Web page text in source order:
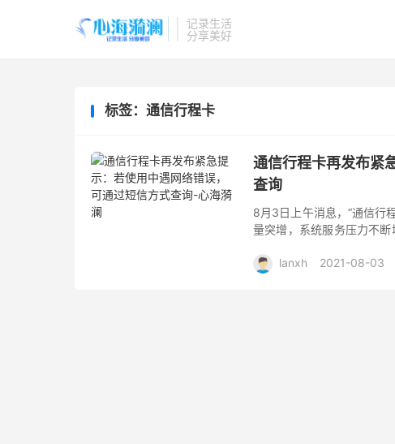
记录生活
分享美好
标签：通信行程卡
通信行程卡再发布紧
查询
8月3日上午消息，“通信行
量突增，系统服务压力不
信方...lanxh 2021-08-03